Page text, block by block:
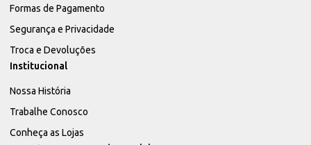
Formas de Pagamento
Segurança e Privacidade
Troca e Devoluções
Institucional
Nossa História
Trabalhe Conosco
Conheça as Lojas